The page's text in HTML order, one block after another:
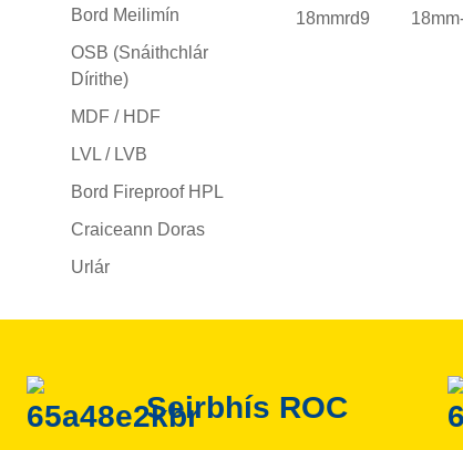
Bord Meilimín
OSB (Snáithchlár
Dírithe)
MDF / HDF
LVL / LVB
Bord Fireproof HPL
Craiceann Doras
Urlár
Seirbhís ROC